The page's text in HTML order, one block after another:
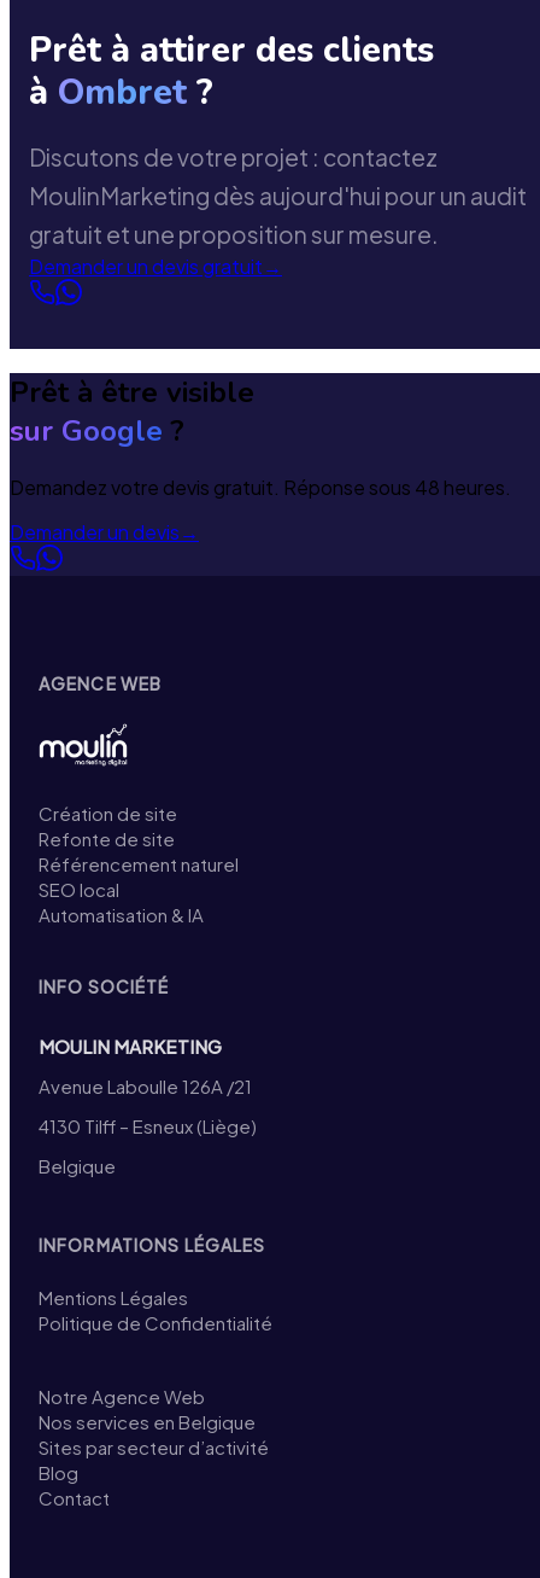
Prêt à attirer des clients
à Ombret ?
Discutons de votre projet : contactez
MoulinMarketing dès aujourd'hui pour un audit
gratuit et une proposition sur mesure.
Demander un devis gratuit→
Prêt à être visible
sur Google ?
Demandez votre devis gratuit. Réponse sous 48 heures.
Demander un devis→
AGENCE WEB
Création de site
Refonte de site
Référencement naturel
SEO local
Automatisation & IA
INFO SOCIÉTÉ
MOULIN MARKETING
Avenue Laboulle 126A /21
4130 Tilff – Esneux (Liège)
Belgique
INFORMATIONS LÉGALES
Mentions Légales
Politique de Confidentialité
Notre Agence Web
Nos services en Belgique
Sites par secteur d’activité
Blog
Contact